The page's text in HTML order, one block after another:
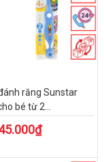
răng Sunstar
bé từ 2...